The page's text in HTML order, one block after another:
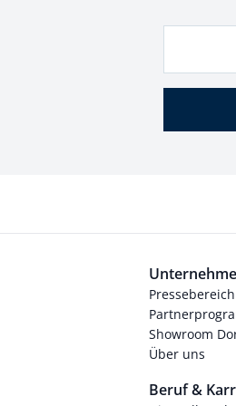
Pressebereich
Showroom
Über uns
Beruf &